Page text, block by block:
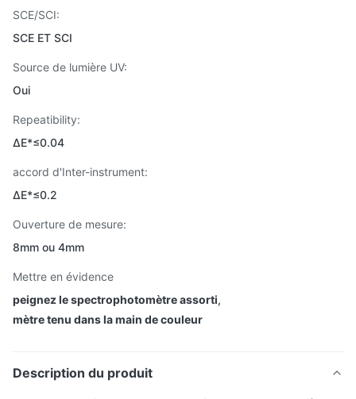
SCE/SCI:
SCE ET SCI
Source de lumière UV:
Oui
Repeatibility:
ΔE*≤0.04
accord d'Inter-instrument:
ΔE*≤0.2
Ouverture de mesure:
8mm ou 4mm
Mettre en évidence
peignez le spectrophotomètre assorti,
mètre tenu dans la main de couleur
Description du produit